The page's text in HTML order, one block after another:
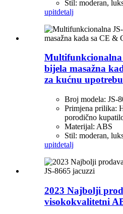
Stil: moderan,
upitdetalj
Multifunkcionalna
bijela masažna
za kućnu upotrebu
Broj modela: JS-
Primjena prilika:
porodično
Materijal: ABS
Stil: moderan,
upitdetalj
2023 Najbolji
visokokvalitetni